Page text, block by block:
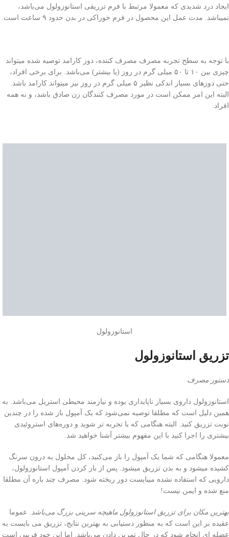
ایجاد درد شدیدی که معمولا مرتبط با فرم تزریقی استانوزولول می‌باشد،
نمیباشد. مدت عمل این محصول در فرم خوراکی در بدن حدود ۹ ساعت است.
با توجه به سطح تجربه مصرف مصرف کننده، دوز کارامد توصیه شده میتواند
چیزی بین ۱۰ تا ۵۰ میلی‌ گرم در روز (یا بیشتر) می‌باشد. برای برخی‌ افراد،
حتی دوز‌های بسیار اندکی‌ نظیر ۵ میلی‌ گرم در روز نیز میتواند کارامد باشد.
البته این امر ممکن است در مورد مصرف کنندگان زن صادق باشد، و نه همه
افراد.
استانوزولول
تزریق استانوزولول
دستور مصرف
استانوزولول داروی بسیار ناپایداری بوده و نیازمند محیطی‌ استریل می‌باشد. به
همین دلیل است که مطلقا توصیه نمی‌شود که یک آمپول باز شده را در چندین
نوبت تزریق کنید. البته هنگامی که با تجربه تر شوید و دوره‌های استروئیدی
بیشتری را اجرا کنید با این مفهوم بیشتر آشنا خواهید شد.
معمولا هنگامی که شما یک آمپول را باز می‌کنید، کل محلول به درون سرنگ
کشیده میشود و به بدن تزریق میشود. پس از باز کردن آمپول استانوزولول،
دارویی که استفاده نشده میبایست دور ریخته شود. مصرف چند باره آن مطلقا
منع شده و ایمن نیست!
بهترین مکان برای تزریق استانوزولول ماهیچه سرینی بزرگ می‌باشد. عموما
عقیده بر این است که به منظور دستیابی به بهترین نتایج، تزریق می بایست به
عضله ای انجام شود که در حال تمرین دادن می‌باشد. اما این خود فریبی است